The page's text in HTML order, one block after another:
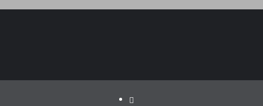
Politik